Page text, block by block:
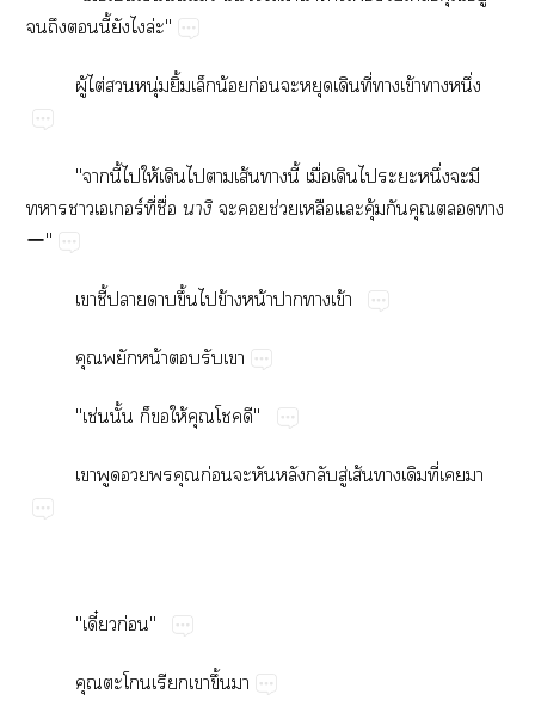
​​​ี้​​​ล่"
ู้​ไต่​​ุ่​ิ้​​น้​ก่​​​​ี่​​ข้​​ึ่
"​ี้​​ให้​​​​ส้​​ี้​ื่​​​​ึ่​​​
​​​ร์ี่​ื่​​ช่​​​ุ้​​​​
ー"
​ี้​​​ึ้​​ข้​น้​​​ข้
​​น้​​​
"ช่​ั้​​​ให้​​​"
​​​​​ก่​​​​​ู่​ส้​​​ี่​​
"ี๋ก่"
​​​​ึ้​